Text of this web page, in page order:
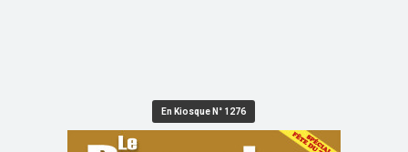
En Kiosque N° 1276